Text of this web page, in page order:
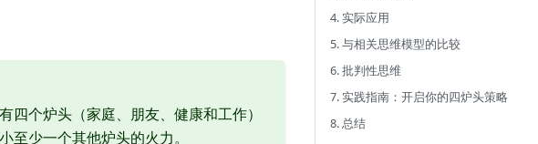
四个炉头（家庭、朋友、健康和工作）
少一个其他炉头的火力。
4. 实际应用
5. 与相关思维模型的比较
6. 批判性思维
7. 实践指南：开启你的四炉头策略
8. 总结